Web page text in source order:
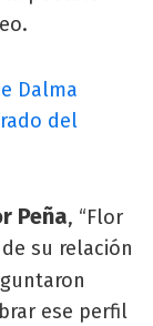
Dalma
del
Peña, “Flor
su relación
ese perfil